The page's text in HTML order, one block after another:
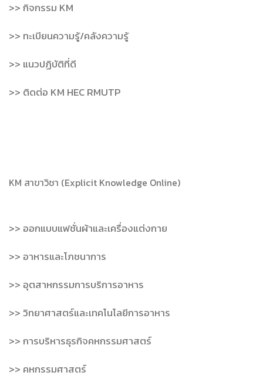
>> กิจกรรม KM
>> ทะเบียนความรู้/คลังความรู้
>> แนวปฏิบัติที่ดี
>> ติดต่อ KM HEC RMUTP
KM สาขาวิชา (Explicit Knowledge Online)
>> ออกแบบแฟชั่นผ้าและเครื่องแต่งกาย
>> อาหารและโภชนาการ
>> อุตสาหกรรมการบริการอาหาร
>> วิทยาศาสตร์และเทคโนโลยีการอาหาร
>> การบริหารธุรกิจคหกรรมศาสตร์
>> คหกรรมศาสตร์